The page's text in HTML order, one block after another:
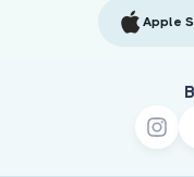
Apple